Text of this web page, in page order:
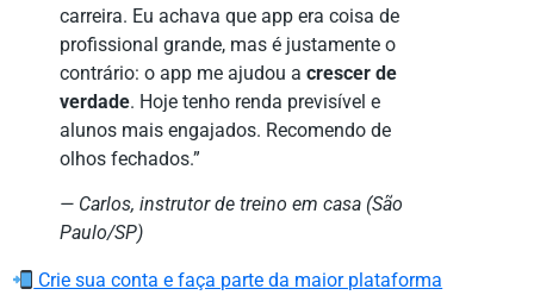
carreira. Eu achava que app era coisa de
profissional grande, mas é justamente o
contrário: o app me ajudou a crescer de
verdade. Hoje tenho renda previsível e
alunos mais engajados. Recomendo de
olhos fechados.”
— Carlos, instrutor de treino em casa (São
Paulo/SP)
Crie sua conta e faça parte da maior plataforma